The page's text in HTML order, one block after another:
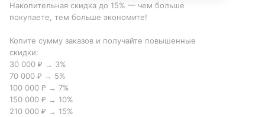
Накопительная скидка до 15% — чем больше
покупаете, тем больше экономите!
Копите сумму заказов и получайте повышенные
скидки:
30 000 ₽ → 3%
70 000 ₽ → 5%
100 000 ₽ → 7%
150 000 ₽ → 10%
210 000 ₽ → 15%